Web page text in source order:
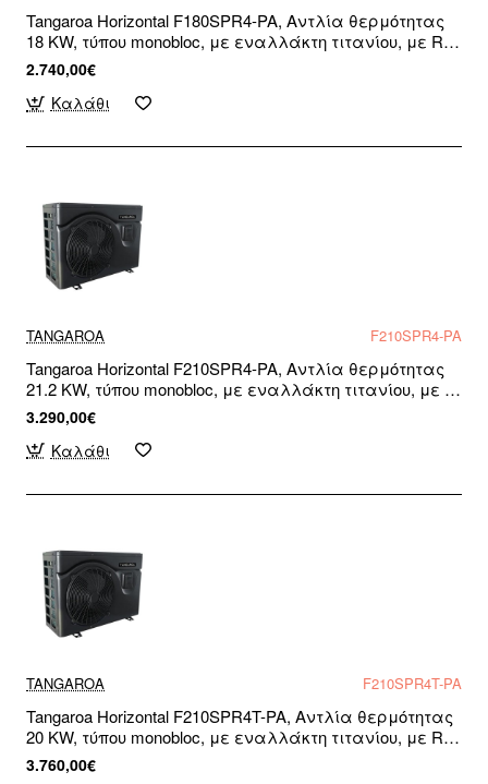
Tangaroa Horizontal F180SPR4-PA, Αντλία θερμότητας
18 KW, τύπου monobloc, με εναλλάκτη τιτανίου, με R-
32, για πισίνες και σπα, WiFi Ready, Μονοφασική
2.740,00€
Καλάθι
TANGAROA F210SPR4-PA
Tangaroa Horizontal F210SPR4-PA, Αντλία θερμότητας
21.2 KW, τύπου monobloc, με εναλλάκτη τιτανίου, με R-
32, για πισίνες και σπα, WiFi Ready, Μονοφασική
3.290,00€
Καλάθι
TANGAROA F210SPR4T-PA
Tangaroa Horizontal F210SPR4T-PA, Αντλία θερμότητας
20 KW, τύπου monobloc, με εναλλάκτη τιτανίου, με R-
32, για πισίνες και σπα, WiFi Ready, Τριφασική
3.760,00€